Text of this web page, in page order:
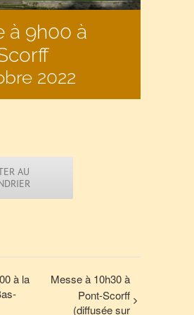
à 9h00 à
2022
AU
à la
Messe à 10h30 à
Pont-Scorff
(diffusée sur